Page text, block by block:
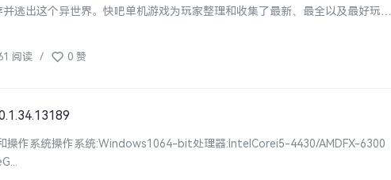
逃出这个异世界。快吧单机游戏为玩家整理和收集了最新、最全以及最好玩的
阅读 / 0 赞
操作系统操作系统:Windows1064-bit处理器:IntelCorei5-4430/AMDFX-6300